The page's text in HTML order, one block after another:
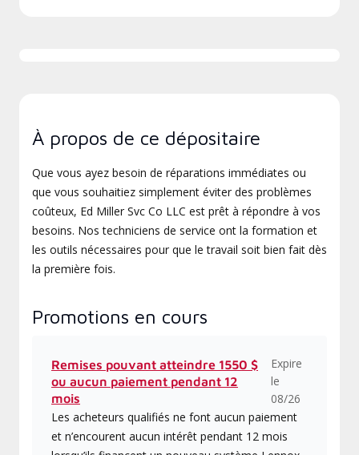
À propos de ce dépositaire
Que vous ayez besoin de réparations immédiates ou
que vous souhaitiez simplement éviter des problèmes
coûteux, Ed Miller Svc Co LLC est prêt à répondre à vos
besoins. Nos techniciens de service ont la formation et
les outils nécessaires pour que le travail soit bien fait dès
la première fois.
Promotions en cours
Remises pouvant atteindre 1550 $
ou aucun paiement pendant 12
mois
Expire
le
08/26
Les acheteurs qualifiés ne font aucun paiement
et n’encourent aucun intérêt pendant 12 mois